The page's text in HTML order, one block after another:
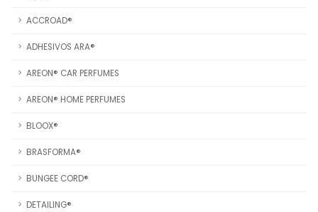
ACCROAD®
ADHESIVOS ARA®
AREON® CAR PERFUMES
AREON® HOME PERFUMES
BLOOX®
BRASFORMA®
BUNGEE CORD®
DETAILING®